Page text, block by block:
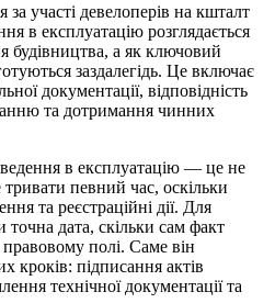
за участі девелоперів на кшталт
в експлуатацію розглядається
будівництва, а як ключовий
заздалегідь. Це включає
документації, відповідність
та дотримання чинних
в експлуатацію — це не
певний час, оскільки
та реєстраційні дії. Для
дата, скільки сам факт
полі. Саме він
кроків: підписання актів
технічної документації та